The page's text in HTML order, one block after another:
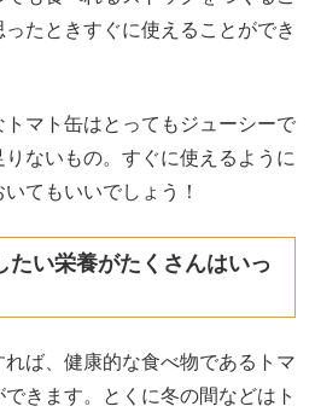
たときすぐに使えることができ
マト缶はとってもジューシーで
ないもの。すぐに使えるように
てもいいでしょう！
たい栄養がたくさんはいっ
れば、健康的な食べ物であるトマ
できます。とくに冬の間などはト